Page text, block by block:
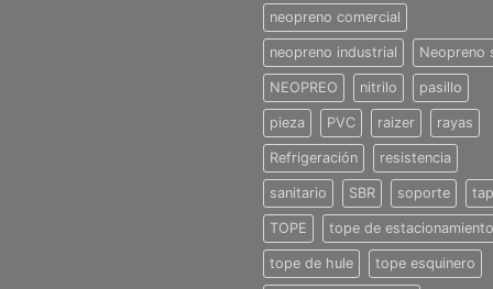
neopreno comercial
neopreno industrial Neopreno
NEOPREO nitrilo pasillo
pieza PVC raizer rayas
Refrigeración resistencia
sanitario SBR soporte
TOPE tope de estacionamiento
tope de hule tope esquinero